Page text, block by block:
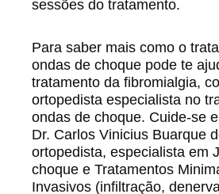
sessões do tratamento.
Para saber mais como o
ondas de choque pode te
tratamento da fibromialgia,
ortopedista especialista no
ondas de choque. Cuide-se
Dr. Carlos Vinicius Buarque
ortopedista, especialista em
choque e Tratamentos
Invasivos (infiltração,